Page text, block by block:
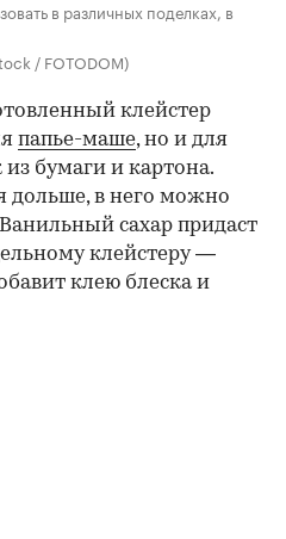
в различных поделках, в
/ FOTODOM)
клейстер
папье-маше, но и для
бумаги и картона.
дольше, в него можно
сахар придаст
клейстеру —
клею блеска и